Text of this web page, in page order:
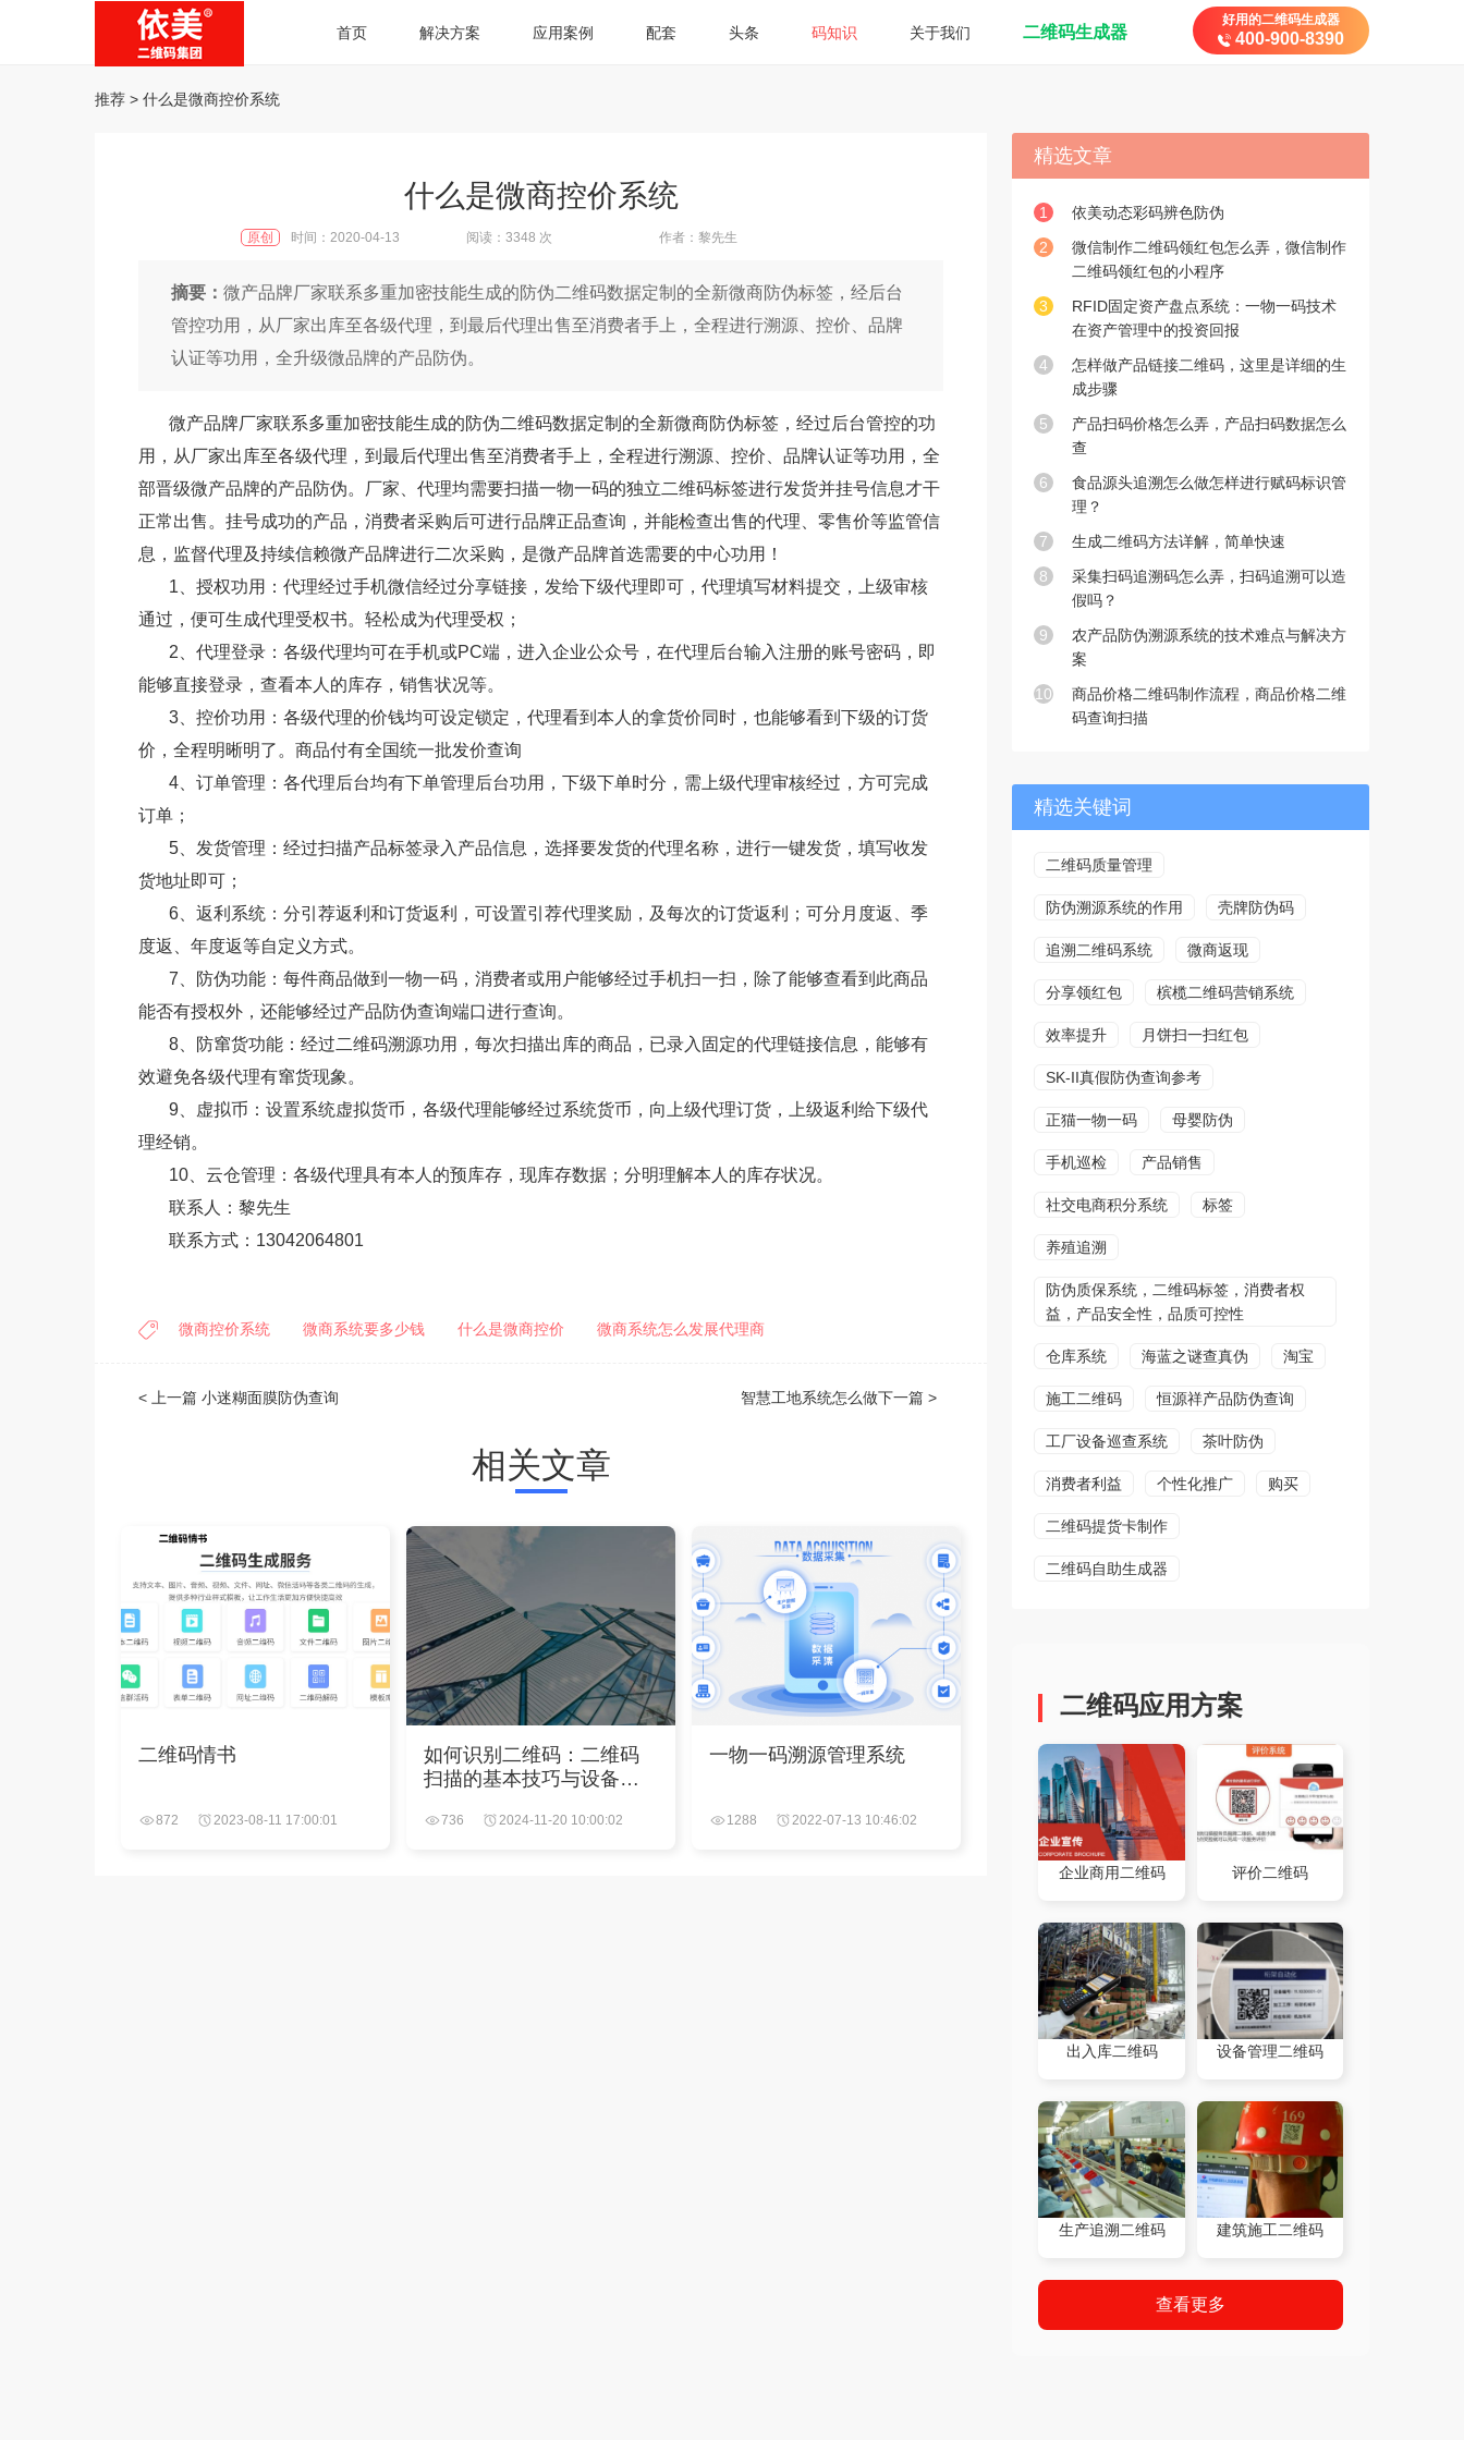
首页 解决方案 应用案例 配套 头条 码知识 关于我们 二维码生成器
好用的二维码生成器
400-900-8390
推荐 > 什么是微商控价系统
什么是微商控价系统
原创 时间：2020-04-13 阅读：3348 次 作者：黎先生
摘要： 微产品牌厂家联系多重加密技能生成的防伪二维码数据定制的全新微商防伪标签，经后台
管控功用，从厂家出库至各级代理，到最后代理出售至消费者手上，全程进行溯源、控价、品牌
认证等功用，全升级微品牌的产品防伪。
微产品牌厂家联系多重加密技能生成的防伪二维码数据定制的全新微商防伪标签，经过后台管控的功
用，从厂家出库至各级代理，到最后代理出售至消费者手上，全程进行溯源、控价、品牌认证等功用，全
部晋级微产品牌的产品防伪。厂家、代理均需要扫描一物一码的独立二维码标签进行发货并挂号信息才干
正常出售。挂号成功的产品，消费者采购后可进行品牌正品查询，并能检查出售的代理、零售价等监管信
息，监督代理及持续信赖微产品牌进行二次采购，是微产品牌首选需要的中心功用！
1、授权功用：代理经过手机微信经过分享链接，发给下级代理即可，代理填写材料提交，上级审核
通过，便可生成代理受权书。轻松成为代理受权；
2、代理登录：各级代理均可在手机或PC端，进入企业公众号，在代理后台输入注册的账号密码，即
能够直接登录，查看本人的库存，销售状况等。
3、控价功用：各级代理的价钱均可设定锁定，代理看到本人的拿货价同时，也能够看到下级的订货
价，全程明晰明了。商品付有全国统一批发价查询
4、订单管理：各代理后台均有下单管理后台功用，下级下单时分，需上级代理审核经过，方可完成
订单；
5、发货管理：经过扫描产品标签录入产品信息，选择要发货的代理名称，进行一键发货，填写收发
货地址即可；
6、返利系统：分引荐返利和订货返利，可设置引荐代理奖励，及每次的订货返利；可分月度返、季
度返、年度返等自定义方式。
7、防伪功能：每件商品做到一物一码，消费者或用户能够经过手机扫一扫，除了能够查看到此商品
能否有授权外，还能够经过产品防伪查询端口进行查询。
8、防窜货功能：经过二维码溯源功用，每次扫描出库的商品，已录入固定的代理链接信息，能够有
效避免各级代理有窜货现象。
9、虚拟币：设置系统虚拟货币，各级代理能够经过系统货币，向上级代理订货，上级返利给下级代
理经销。
10、云仓管理：各级代理具有本人的预库存，现库存数据；分明理解本人的库存状况。
联系人：黎先生
联系方式：13042064801
微商控价系统 微商系统要多少钱 什么是微商控价 微商系统怎么发展代理商
< 上一篇 小迷糊面膜防伪查询 智慧工地系统怎么做下一篇 >
相关文章
二维码情书
872 2023-08-11 17:00:01
如何识别二维码：二维码
扫描的基本技巧与设备选
736 2024-11-20 10:00:02
一物一码溯源管理系统
1288 2022-07-13 10:46:02
精选文章
1
依美动态彩码辨色防伪
2
微信制作二维码领红包怎么弄，微信制作
二维码领红包的小程序
3
RFID固定资产盘点系统：一物一码技术
在资产管理中的投资回报
4
怎样做产品链接二维码，这里是详细的生
成步骤
5
产品扫码价格怎么弄，产品扫码数据怎么
查
6
食品源头追溯怎么做怎样进行赋码标识管
理？
7
生成二维码方法详解，简单快速
8
采集扫码追溯码怎么弄，扫码追溯可以造
假吗？
9
农产品防伪溯源系统的技术难点与解决方
案
10
商品价格二维码制作流程，商品价格二维
码查询扫描
精选关键词
二维码质量管理
防伪溯源系统的作用 壳牌防伪码
追溯二维码系统 微商返现
分享领红包 槟榄二维码营销系统
效率提升 月饼扫一扫红包
SK-II真假防伪查询参考
正猫一物一码 母婴防伪
手机巡检 产品销售
社交电商积分系统 标签
养殖追溯
防伪质保系统，二维码标签，消费者权
益，产品安全性，品质可控性
仓库系统 海蓝之谜查真伪 淘宝
施工二维码 恒源祥产品防伪查询
工厂设备巡查系统 茶叶防伪
消费者利益 个性化推广 购买
二维码提货卡制作
二维码自助生成器
二维码应用方案
企业商用二维码 评价二维码
出入库二维码 设备管理二维码
生产追溯二维码 建筑施工二维码
查看更多